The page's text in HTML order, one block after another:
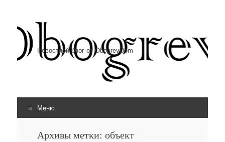
Новостной блог от ObogrevDom
Меню
Архивы метки: объект